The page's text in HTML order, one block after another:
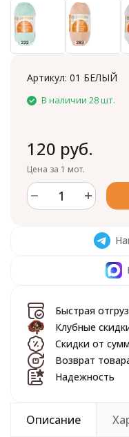
Артикул: 01 БЕЛЫЙ
В наличии 28 шт.
120 руб.
Цена за 1 мот.
Быстрая
Клубные
Скидки от
Возврат
Надежность
Описание